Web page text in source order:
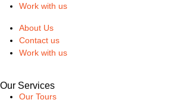
Work with us
About Us
Contact us
Work with us
Our Services
Our Tours